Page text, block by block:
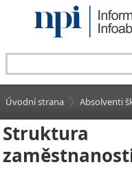
Úvodní strana Absolventi
Struktura